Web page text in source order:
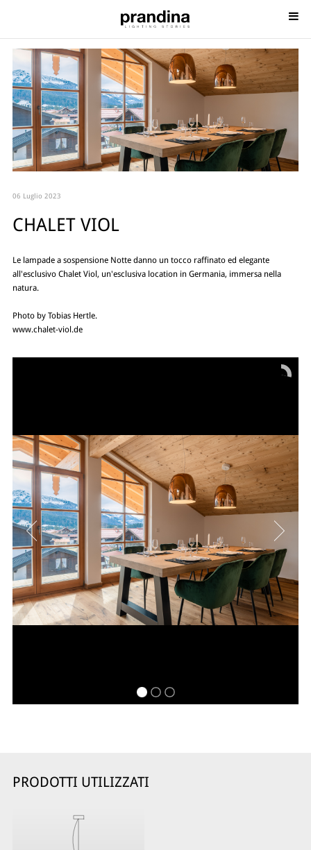
06 Luglio 2023
CHALET VIOL
Le lampade a sospensione Notte danno un tocco raffinato ed elegante
all'esclusivo Chalet Viol, un'esclusiva location in Germania, immersa nella
natura.
Photo by Tobias Hertle.
www.chalet-viol.de
PRODOTTI UTILIZZATI